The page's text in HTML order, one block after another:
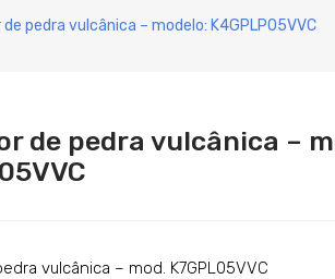
de pedra vulcânica – modelo: K4GPLP05VVC
de pedra vulcânica –
vulcânica – mod. K7GPL05VVC